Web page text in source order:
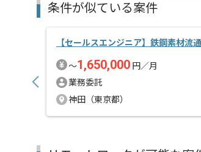
条件が似ている案件
【セールスエンジニア】鉄鋼素材流
〜1,650,000 円／月
業務委託
神田（東京都）